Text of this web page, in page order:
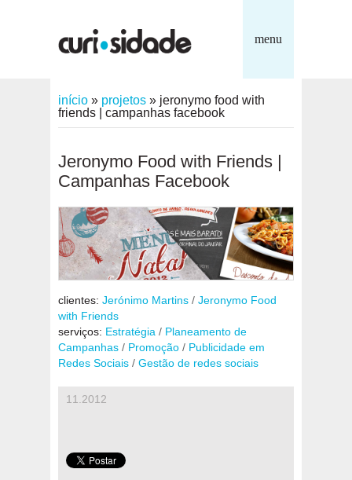
menu
início » projetos » jeronymo food with
friends | campanhas facebook
Jeronymo Food with Friends |
Campanhas Facebook
clientes: Jerónimo Martins / Jeronymo Food
with Friends
serviços: Estratégia / Planeamento de
Campanhas / Promoção / Publicidade em
Redes Sociais / Gestão de redes sociais
11.2012